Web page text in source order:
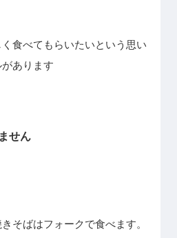
食べてもらいたいという思い
あります
せん
そばはフォークで食べます。